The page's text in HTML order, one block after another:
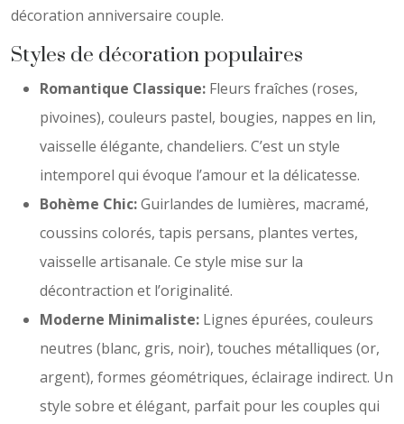
décoration anniversaire couple.
Styles de décoration populaires
Romantique Classique: Fleurs fraîches (roses,
pivoines), couleurs pastel, bougies, nappes en lin,
vaisselle élégante, chandeliers. C’est un style
intemporel qui évoque l’amour et la délicatesse.
Bohème Chic:Guirlandes de lumières, macramé,
coussins colorés, tapis persans, plantes vertes,
vaisselle artisanale. Ce style mise sur la
décontraction et l’originalité.
Moderne Minimaliste: Lignes épurées, couleurs
neutres (blanc, gris, noir), touches métalliques (or,
argent), formes géométriques, éclairage indirect. Un
style sobre et élégant, parfait pour les couples qui